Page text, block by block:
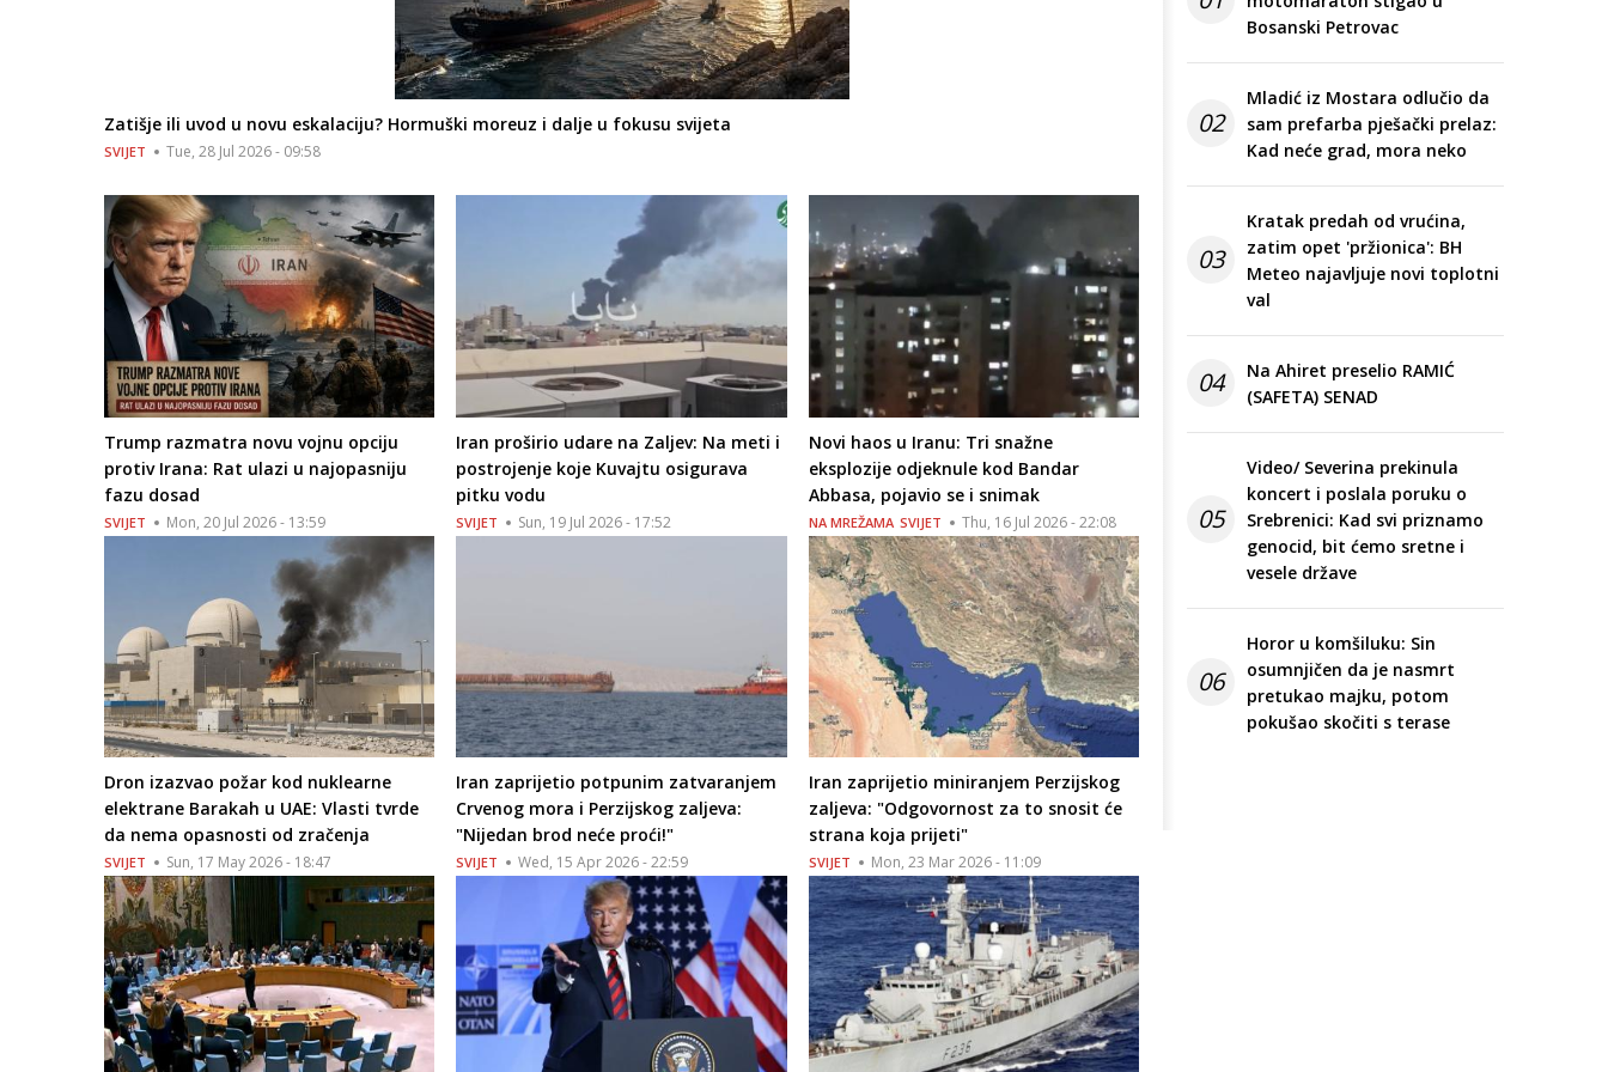
Zatišje ili uvod u novu eskalaciju? Hormuški moreuz i dalje u fokusu svijeta
SVIJET Tue, 28 Jul 2026 - 09:58
Trump razmatra novu vojnu opciju
protiv Irana: Rat ulazi u najopasniju
fazu dosad
SVIJET Mon, 20 Jul 2026 - 13:59
Iran proširio udare na Zaljev: Na meti i
postrojenje koje Kuvajtu osigurava
pitku vodu
SVIJET Sun, 19 Jul 2026 - 17:52
Novi haos u Iranu: Tri snažne
eksplozije odjeknule kod Bandar
Abbasa, pojavio se i snimak
NA MREŽAMA SVIJET Thu, 16 Jul 2026 - 22:08
Dron izazvao požar kod nuklearne
elektrane Barakah u UAE: Vlasti tvrde
da nema opasnosti od zračenja
SVIJET Sun, 17 May 2026 - 18:47
Iran zaprijetio potpunim zatvaranjem
Crvenog mora i Perzijskog zaljeva:
"Nijedan brod neće proći!"
SVIJET Wed, 15 Apr 2026 - 22:59
Iran zaprijetio miniranjem Perzijskog
zaljeva: "Odgovornost za to snosit će
strana koja prijeti"
SVIJET Mon, 23 Mar 2026 - 11:09
Bosanski Petrovac
02
Mladić iz Mostara odlučio da
sam prefarba pješački prelaz:
Kad neće grad, mora neko
03
Kratak predah od vrućina,
zatim opet 'pržionica': BH
Meteo najavljuje novi toplotni
val
04
Na Ahiret preselio RAMIĆ
(SAFETA) SENAD
05
Video/ Severina prekinula
koncert i poslala poruku o
Srebrenici: Kad svi priznamo
genocid, bit ćemo sretne i
vesele države
06
Horor u komšiluku: Sin
osumnjičen da je nasmrt
pretukao majku, potom
pokušao skočiti s terase